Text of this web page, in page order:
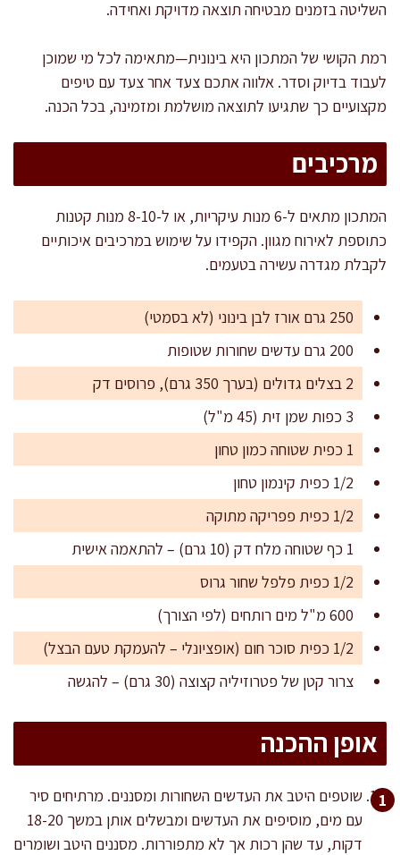
השליטה בזמנים מבטיחה תוצאה מדויקת ואחידה.
רמת הקושי של המתכון היא בינונית—מתאימה לכל מי שמוכן
לעבוד בדיוק וסדר. אלווה אתכם צעד אחר צעד עם טיפים
מקצועיים כך שתגיעו לתוצאה מושלמת ומזמינה, בכל הכנה.
מרכיבים
המתכון מתאים ל-6 מנות עיקריות, או ל-8-10 מנות קטנות
כתוספת לאירוח מגוון. הקפידו על שימוש במרכיבים איכותיים
לקבלת מגדרה עשירה בטעמים.
250 גרם אורז לבן בינוני (לא בסמטי)
200 גרם עדשים שחורות שטופות
2 בצלים גדולים (בערך 350 גרם), פרוסים דק
3 כפות שמן זית (45 מ"ל)
1 כפית שטוחה כמון טחון
1/2 כפית קינמון טחון
1/2 כפית פפריקה מתוקה
1 כף שטוחה מלח דק (10 גרם) – להתאמה אישית
1/2 כפית פלפל שחור גרוס
600 מ"ל מים רותחים (לפי הצורך)
1/2 כפית סוכר חום (אופציונלי – להעמקת טעם הבצל)
צרור קטן של פטרוזיליה קצוצה (30 גרם) – להגשה
אופן ההכנה
שוטפים היטב את העדשים השחורות ומסננים. מרתיחים סיר
עם מים, מוסיפים את העדשים ומבשלים אותן במשך 18-20
דקות, עד שהן רכות אך לא מתפוררות. מסננים היטב ושומרים